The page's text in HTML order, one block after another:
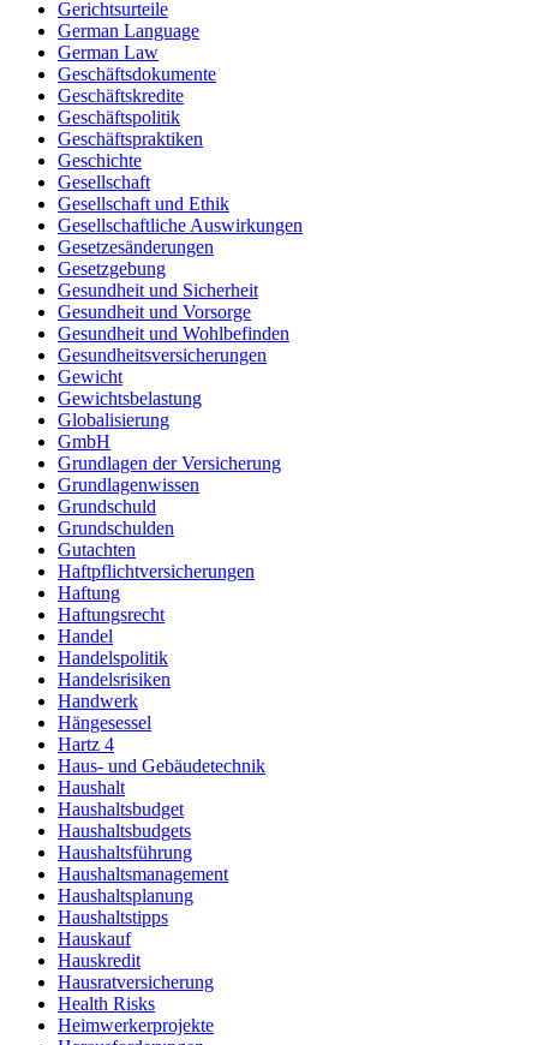
Gerichtsurteile
German Language
German Law
Geschäftsdokumente
Geschäftskredite
Geschäftspolitik
Geschäftspraktiken
Geschichte
Gesellschaft
Gesellschaft und Ethik
Gesellschaftliche Auswirkungen
Gesetzesänderungen
Gesetzgebung
Gesundheit und Sicherheit
Gesundheit und Vorsorge
Gesundheit und Wohlbefinden
Gesundheitsversicherungen
Gewicht
Gewichtsbelastung
Globalisierung
GmbH
Grundlagen der Versicherung
Grundlagenwissen
Grundschuld
Grundschulden
Gutachten
Haftpflichtversicherungen
Haftung
Haftungsrecht
Handel
Handelspolitik
Handelsrisiken
Handwerk
Hängesessel
Hartz 4
Haus- und Gebäudetechnik
Haushalt
Haushaltsbudget
Haushaltsbudgets
Haushaltsführung
Haushaltsmanagement
Haushaltsplanung
Haushaltstipps
Hauskauf
Hauskredit
Hausratversicherung
Health Risks
Heimwerkerprojekte